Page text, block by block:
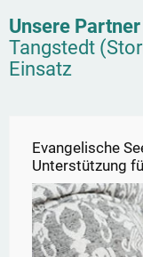
Unsere
Tangstedt
Einsatz
Evangelische
Unterstützung